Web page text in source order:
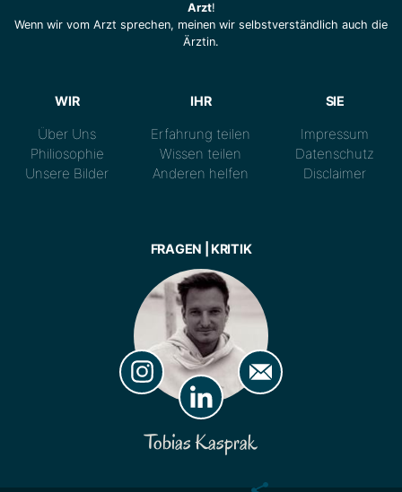
Arzt!
Wenn wir vom Arzt sprechen, meinen wir selbstverständlich auch die
Ärztin.
WIR
Über Uns
Philiosophie
Unsere Bilder
IHR
Erfahrung teilen
Wissen teilen
Anderen helfen
SIE
Impressum
Datenschutz
Disclaimer
FRAGEN | KRITIK
Tobias Kasprak